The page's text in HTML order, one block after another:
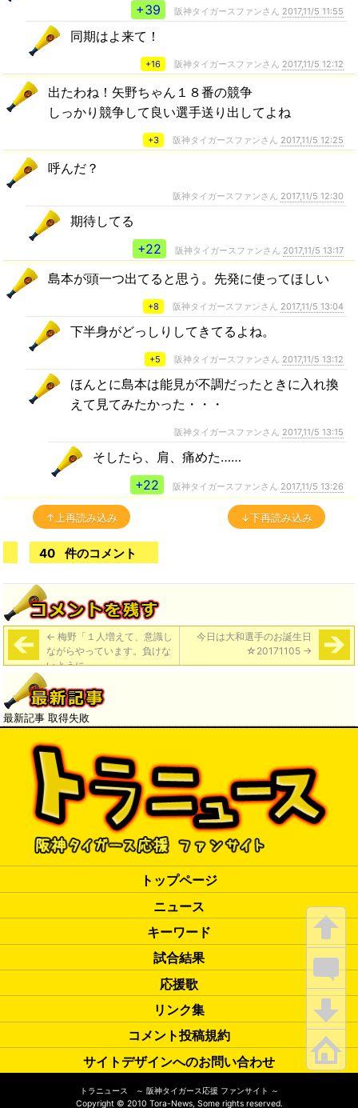
+39
阪神タイガースファンさん 2017,11/5 11:55
同期はよ来て！
+16 阪神タイガースファンさん 2017,11/5 12:12
出たわね！矢野ちゃん１８番の競争
しっかり競争して良い選手送り出してよね
+3 阪神タイガースファンさん 2017,11/5 12:25
呼んだ？
阪神タイガースファンさん 2017,11/5 12:30
期待してる
+22
阪神タイガースファンさん 2017,11/5 13:17
島本が頭一つ出てると思う。先発に使ってほしい
+8 阪神タイガースファンさん 2017,11/5 13:04
下半身がどっしりしてきてるよね。
+5 阪神タイガースファンさん 2017,11/5 13:12
ほんとに島本は能見が不調だったときに入れ換
えて見てみたかった・・・
阪神タイガースファンさん 2017,11/5 13:15
そしたら、肩、痛めた……
+22
阪神タイガースファンさん 2017,11/5 13:26
↑上再読み込み ↓下再読み込み
40 件のコメント
← 梅野「１人増えて、意識し
ながらやっています。負けな
いように」
今日は大和選手のお誕生日
☆20171105 →
最新記事 取得失敗
トップページ
ニュース
キーワード
試合結果
応援歌
リンク集
コメント投稿規約
サイトデザインへのお問い合わせ
トラニュース ～ 阪神タイガース応援 ファンサイト ～
Copyright © 2010 Tora-News, Some rights reserved.